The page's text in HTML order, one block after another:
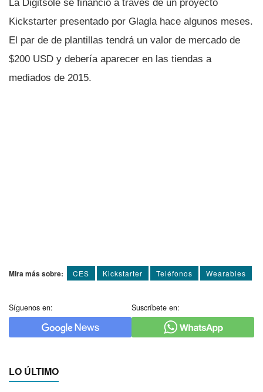
La Digitsole se financió a través de un proyecto
Kickstarter presentado por Glagla hace algunos meses.
El par de de plantillas tendrá un valor de mercado de
$200 USD y deberí­a aparecer en las tiendas a
mediados de 2015.
Mira más sobre: CES Kickstarter Teléfonos Wearables
Síguenos en: Suscríbete en:
LO ÚLTIMO